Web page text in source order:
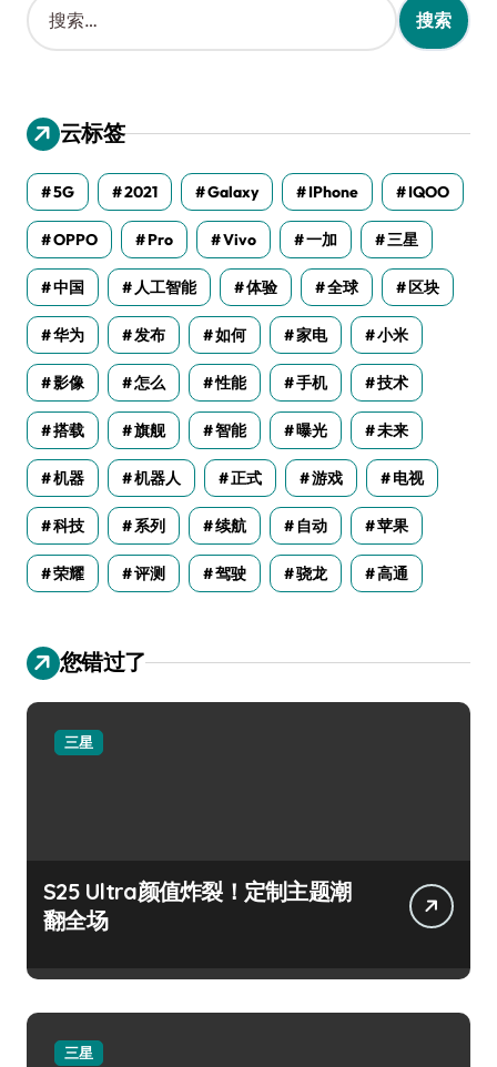
索
：
云标签
5G 2021 Galaxy IPhone IQOO
OPPO Pro Vivo 一加 三星
中国 人工智能 体验 全球 区块
华为 发布 如何 家电 小米
影像 怎么 性能 手机 技术
搭载 旗舰 智能 曝光 未来
机器 机器人 正式 游戏 电视
科技 系列 续航 自动 苹果
荣耀 评测 驾驶 骁龙 高通
您错过了
三星
S25 Ultra颜值炸裂！定制主题潮
翻全场
三星